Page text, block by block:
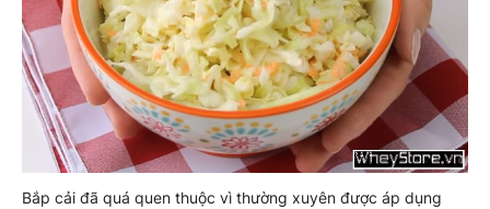
Bắp cải đã quá quen thuộc vì thường xuyên được áp dụng